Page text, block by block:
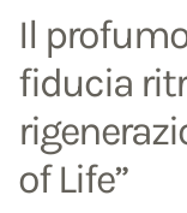
Il
fiducia
of Life”